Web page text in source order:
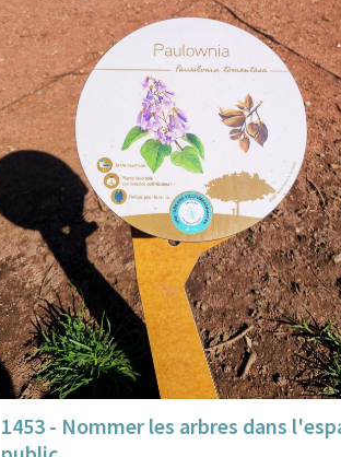
1453 - Nommer les arbres dans